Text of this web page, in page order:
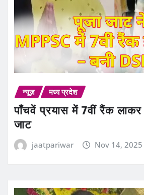
न्यूज़ मध्य प्रदेश
पाँचवें प्रयास में 7वीं रैंक
जाट
jaatpariwar Nov 14, 2025